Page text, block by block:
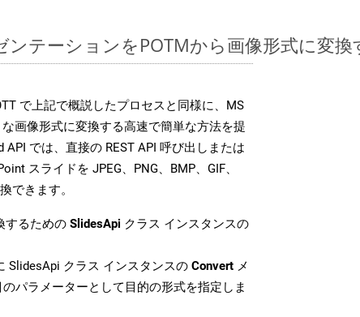
ンテーションをPOTMから画像形式に変
で上記で概説したプロセスと同様に、MS
画像形式に変換する高速で簡単な方法を提
では、直接の REST API 呼び出しまたは
スライドを JPEG、PNG、BMP、GIF、
できます。
するための SlidesApi クラス インスタンスの
SlidesApi クラス インスタンスの Convert メ
パラメーターとして目的の形式を指定しま